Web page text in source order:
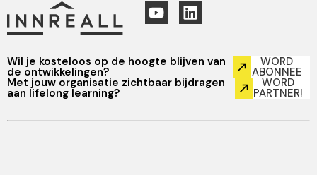
Wil je kosteloos op de hoogte blijven van
de ontwikkelingen?
WORD
ABONNEE
Met jouw organisatie zichtbaar bijdragen
aan lifelong learning?
WORD
PARTNER!